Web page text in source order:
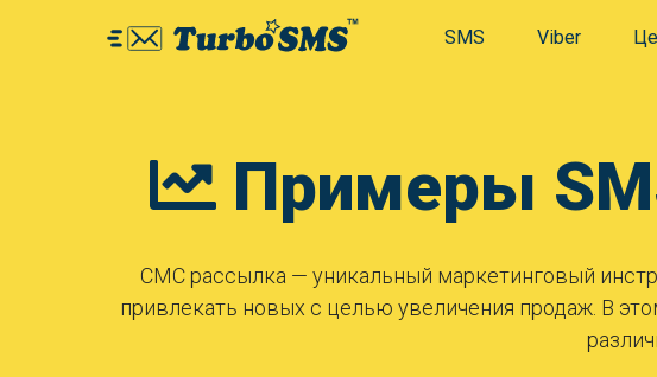
SMS Viber
Примеры
СМС рассылка — уникальный маркетинговый
привлекать новых с целью увеличения продаж. В